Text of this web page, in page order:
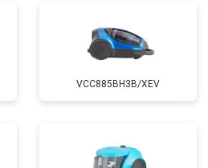
VCC885BH3B/XEV